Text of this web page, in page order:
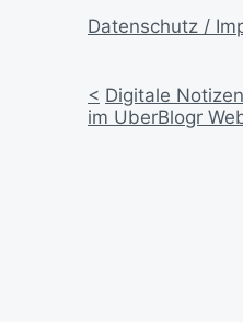
Datenschutz /
< Digitale
im UberBlogr